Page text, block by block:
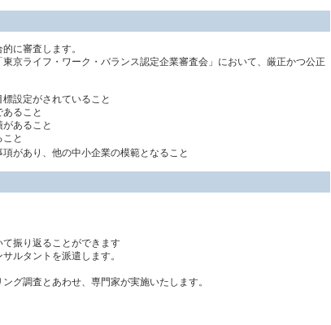
に審査します。
京ライフ・ワーク・バランス認定企業審査会」において、厳正かつ公正
設定がされていること
ること
あること
と
があり、他の中小企業の模範となること
振り返ることができます
ルタントを派遣します。
グ調査とあわせ、専門家が実施いたします。